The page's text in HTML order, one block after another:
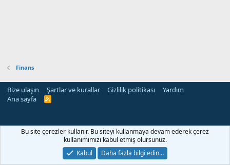
Finans
Bize ulaşın Şartlar ve kurallar Gizlilik politikası
Yardım
Ana sayfa
R
Bu site çerezler kullanır. Bu siteyi kullanmaya devam ederek çerez
kullanımımızı kabul etmiş olursunuz.
Kabul
Daha fazla bilgi edin…